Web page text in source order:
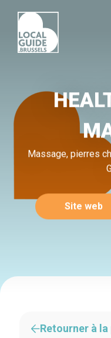
Massage, pierres
Site web
Retourner à